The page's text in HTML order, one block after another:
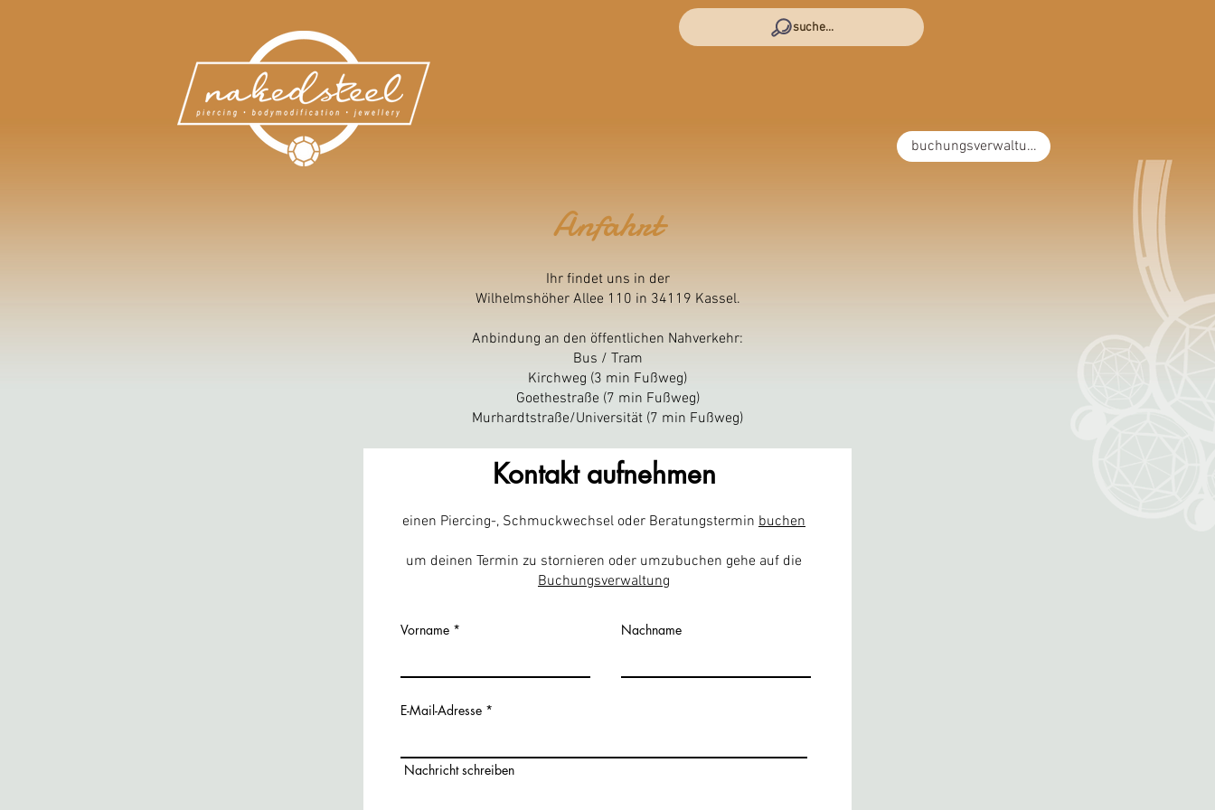
suche...
buchungsverwaltung
Anfahrt
Ihr findet uns in der
Wilhelmshöher Allee 110 in 34119 Kassel.
Anbindung an den öffentlichen Nahverkehr:
Bus / Tram
Kirchweg (3 min Fußweg)
Goethestraße (7 min Fußweg)
Murhardtstraße/Universität (7 min Fußweg)
Kontakt aufnehmen
einen Piercing-, Schmuckwechsel oder Beratungstermin buchen
um deinen Termin zu stornieren oder umzubuchen gehe auf die
Buchungsverwaltung
Vorname Nachname
E-Mail-Adresse
Nachricht schreiben